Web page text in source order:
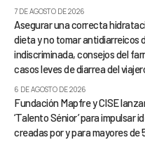
7 DE AGOSTO DE 2026
Asegurar una correcta
dieta y no tomar antidiarreicos
indiscriminada, consejos del
casos leves de diarrea del
6 DE AGOSTO DE 2026
Fundación Mapfre y CISE
‘Talento Sénior’ para impulsar
creadas por y para mayores de